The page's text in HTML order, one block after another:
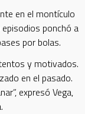
en el montículo
ponchó a
por bolas.
y motivados.
en el pasado.
expresó Vega,